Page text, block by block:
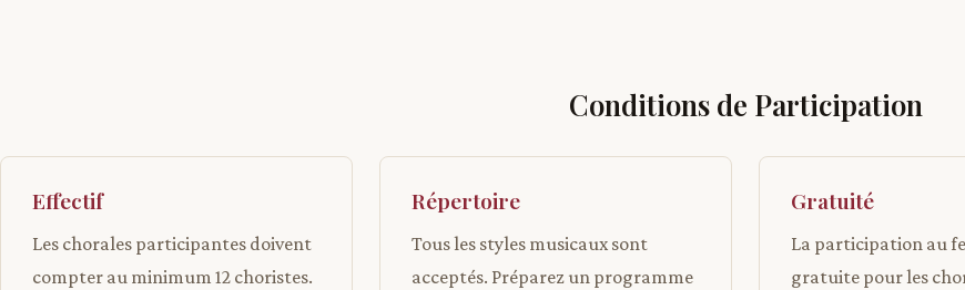
Conditions de Participation
Effectif
Les chorales participantes doivent
compter au minimum 12 choristes.
Répertoire
Tous les styles musicaux sont
acceptés. Préparez un programme
Gratuité
La participation au
gratuite pour les